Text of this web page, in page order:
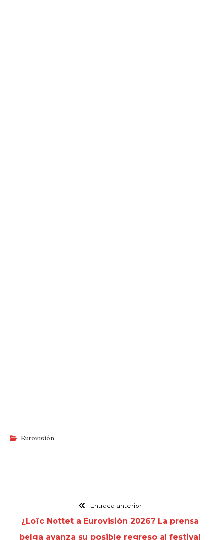
Eurovisión
Entrada anterior
¿Loïc Nottet a Eurovisión 2026? La prensa
belga avanza su posible regreso al festival